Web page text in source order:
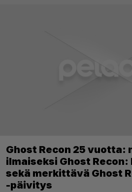
Ghost Recon 25 vuotta:
ilmaiseksi Ghost Recon:
sekä merkittävä Ghost
-päivitys